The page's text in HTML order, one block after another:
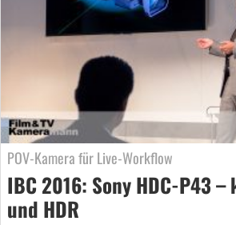
POV-Kamera für Live-Workflow
IBC 2016: Sony HDC-P43
und HDR